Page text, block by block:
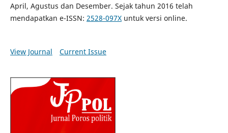
April, Agustus dan Desember. Sejak tahun 2016 telah
mendapatkan e-ISSN: 2528-097Xuntuk versi online.
View Journal Current Issue